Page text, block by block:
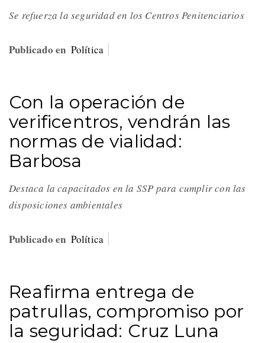
Se refuerza la seguridad en los Centros Penitenciarios
Publicado en Política
Con la operación de
verificentros, vendrán las
normas de vialidad:
Barbosa
Destaca la capacitados en la SSP para cumplir con las
disposiciones ambientales
Publicado en Política
Reafirma entrega de
patrullas, compromiso por
la seguridad: Cruz Luna